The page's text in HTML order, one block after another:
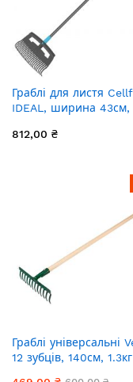
Граблі для листя
IDEAL, ширина 43см,
812,00 ₴
Граблі універсальні
12 зубців, 140см, 1.3кг